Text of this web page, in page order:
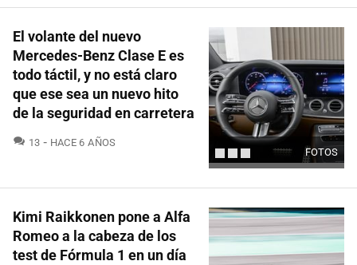
FOTOS
El volante del nuevo
Mercedes-Benz Clase E es
todo táctil, y no está claro
que ese sea un nuevo hito
de la seguridad en carretera
13 COMENTARIOS
HACE 6 AÑOS
Kimi Raikkonen pone a Alfa
Romeo a la cabeza de los
test de Fórmula 1 en un día